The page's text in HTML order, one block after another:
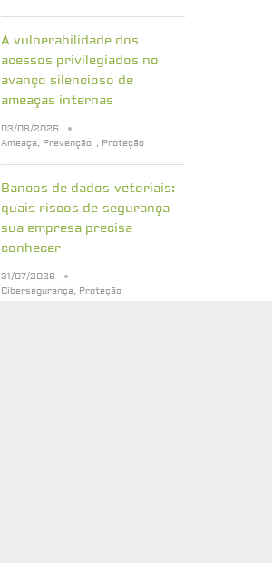
A vulnerabilidade dos
acessos privilegiados no
avanço silencioso de
ameaças internas
03/08/2026
Ameaça, Prevenção , Proteção
Bancos de dados vetoriais:
quais riscos de segurança
sua empresa precisa
conhecer
31/07/2026
Cibersegurança, Proteção